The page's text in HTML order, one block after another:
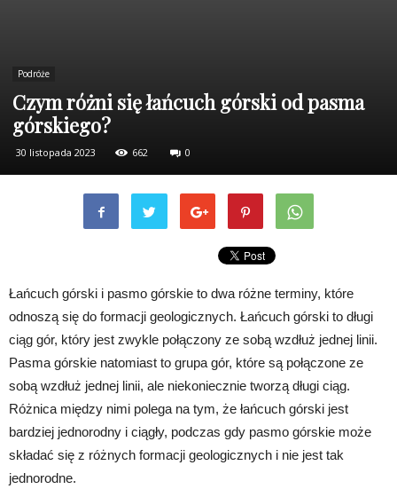
Podróże
Czym różni się łańcuch górski od pasma
górskiego?
30 listopada 2023 662 0
Łańcuch górski i pasmo górskie to dwa różne terminy, które
odnoszą się do formacji geologicznych. Łańcuch górski to długi
ciąg gór, który jest zwykle połączony ze sobą wzdłuż jednej linii.
Pasma górskie natomiast to grupa gór, które są połączone ze
sobą wzdłuż jednej linii, ale niekoniecznie tworzą długi ciąg.
Różnica między nimi polega na tym, że łańcuch górski jest
bardziej jednorodny i ciągły, podczas gdy pasmo górskie może
składać się z różnych formacji geologicznych i nie jest tak
jednorodne.